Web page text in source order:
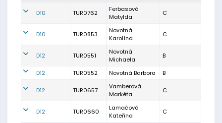
D10 TUR0762
Ferbasová
Matylda
C
D10 TUR0853
Novotná
Karolína
C
D12 TUR0551
Novotná
Michaela
B
D12 TUR0552 Novotná Barbora B
D12 TUR0657
Vamberová
Markéta
C
D12 TUR0660
Lamačová
Kateřina
C